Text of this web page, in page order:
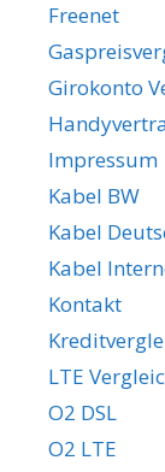
Freenet
Girokonto
Impressum
Kabel BW
Kabel
Kabel
Kontakt
LTE
O2 DSL
O2 LTE